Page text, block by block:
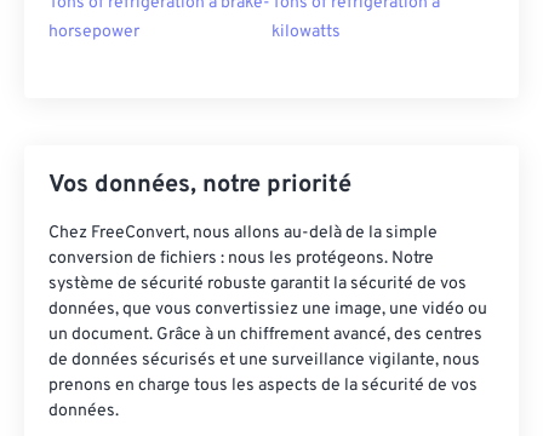
horsepower
kilowatts
Vos données, notre priorité
Chez FreeConvert, nous allons au-delà de la simple
conversion de fichiers : nous les protégeons. Notre
système de sécurité robuste garantit la sécurité de vos
données, que vous convertissiez une image, une vidéo ou
un document. Grâce à un chiffrement avancé, des centres
de données sécurisés et une surveillance vigilante, nous
prenons en charge tous les aspects de la sécurité de vos
données.